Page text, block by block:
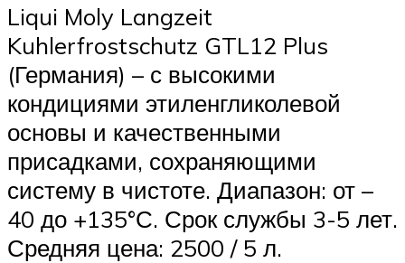
Liqui Moly Langzeit
Kuhlerfrostschutz GTL12 Plus
(Германия) – с высокими
кондициями этиленгликолевой
основы и качественными
присадками, сохраняющими
систему в чистоте. Диапазон: от –
40 до +135°С. Срок службы 3-5 лет.
Средняя цена: 2500 / 5 л.